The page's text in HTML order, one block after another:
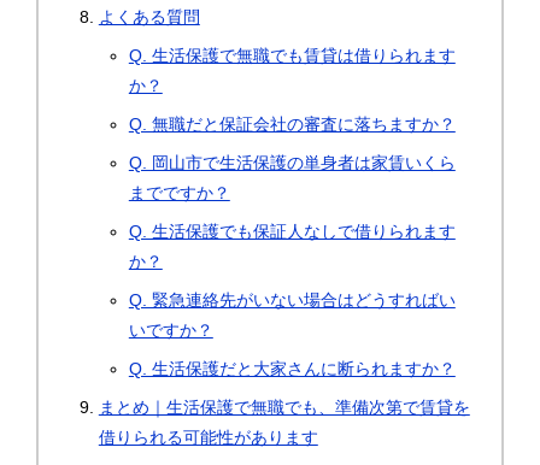
よくある質問
Q. 生活保護で無職でも賃貸は借りられます
か？
Q. 無職だと保証会社の審査に落ちますか？
Q. 岡山市で生活保護の単身者は家賃いくら
までですか？
Q. 生活保護でも保証人なしで借りられます
か？
Q. 緊急連絡先がいない場合はどうすればい
いですか？
Q. 生活保護だと大家さんに断られますか？
まとめ｜生活保護で無職でも、準備次第で賃貸を
借りられる可能性があります